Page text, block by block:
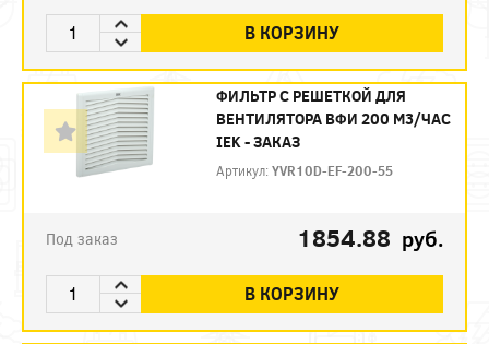
В КОРЗИНУ
ФИЛЬТР C РЕШЕТКОЙ ДЛЯ
ВЕНТИЛЯТОРА ВФИ 200 М3/ЧАС
IEK - ЗАКАЗ
Артикул:YVR10D-EF-200-55
Под заказ 1854.88 руб.
В КОРЗИНУ